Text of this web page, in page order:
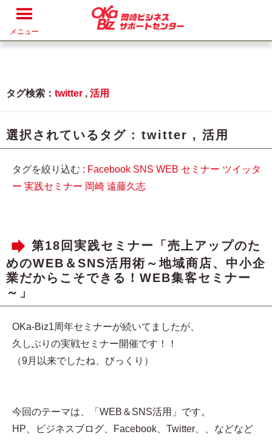
メニュー
タグ検索： twitter , 活用
選択されているタグ : twitter , 活用
タグを絞り込む : Facebook SNS WEB セミナー ツイッタ
ー 実践セミナー 岡崎 遠藤久志
第18回実践セミナー「売上アップのた
めのWEB＆SNS活用術～地域商店、中小企
業だからこそできる！WEB集客セミナー
～」
OKa-Biz1周年セミナーが続いてましたが、
久しぶりの実戦セミナー開催です！！
（9月以来でしたね、びっくり）
今回のテーマは、「WEB＆SNS活用」です。
HP、ビジネスブログ、Facebook、Twitter、、などなど